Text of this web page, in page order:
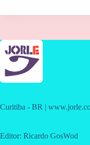
Curitiba - BR |
Editor: Ricardo GosWod